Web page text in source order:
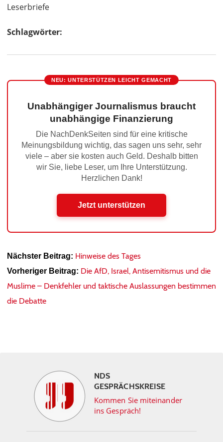
Leserbriefe
Schlagwörter:
NEU: UNTERSTÜTZEN LEICHT GEMACHT
Unabhängiger Journalismus braucht
unabhängige Finanzierung
Die NachDenkSeiten sind für eine kritische
Meinungsbildung wichtig, das sagen uns sehr, sehr
viele – aber sie kosten auch Geld. Deshalb bitten
wir Sie, liebe Leser, um Ihre Unterstützung.
Herzlichen Dank!
Jetzt unterstützen
Nächster Beitrag: Hinweise des Tages
Vorheriger Beitrag: Die AfD, Israel, Antisemitismus und die
Muslime – Denkfehler und taktische Auslassungen bestimmen
die Debatte
NDS
GESPRÄCHSKREISE
Kommen Sie miteinander
ins Gespräch!